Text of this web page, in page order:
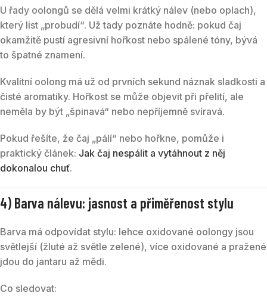
U řady oolongů se dělá velmi krátký nálev (nebo oplach),
který list „probudí“. Už tady poznáte hodně: pokud čaj
okamžitě pustí agresivní hořkost nebo spálené tóny, bývá
to špatné znamení.
Kvalitní oolong má už od prvních sekund náznak sladkosti a
čisté aromatiky. Hořkost se může objevit při přelití, ale
neměla by být „špinavá“ nebo nepříjemně svíravá.
Pokud řešíte, že čaj „pálí“ nebo hořkne, pomůže i
praktický článek: Jak čaj nespálit a vytáhnout z něj
dokonalou chuť.
4) Barva nálevu: jasnost a přiměřenost stylu
Barva má odpovídat stylu: lehce oxidované oolongy jsou
světlejší (žluté až světle zelené), více oxidované a pražené
jdou do jantaru až mědi.
Co sledovat: